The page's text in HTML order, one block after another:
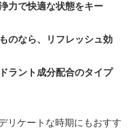
力で快適な状態をキー
のなら、リフレッシュ効
ラント成分配合のタイプ
リケートな時期にもおすす